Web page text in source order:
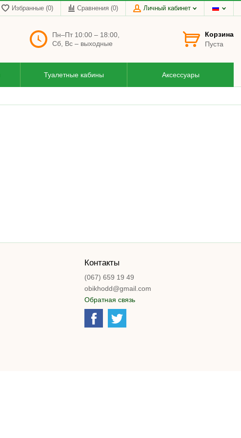
Избранные (0) Сравнения (0) Личный кабинет
Пн–Пт 10:00 – 18:00,
Сб, Вс – выходные
Корзина
Пуста
Туалетные кабины Аксессуары
Контакты
(067) 659 19 49
obikhodd@gmail.com
Обратная связь